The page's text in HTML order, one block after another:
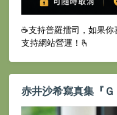
☕️支持普羅擂司，如果你
支持網站營運！🫰
赤井沙希寫真集『Ｇ